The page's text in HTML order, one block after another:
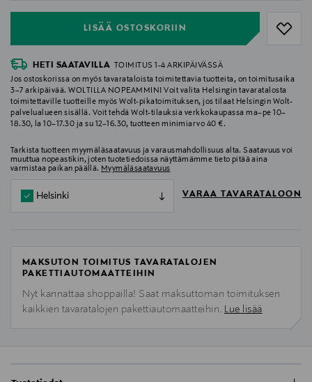
LISÄÄ OSTOSKORIIN
HETI SAATAVILLA
TOIMITUS 1-4 ARKIPÄIVÄSSÄ
Jos ostoskorissa on myös tavarataloista toimitettavia tuotteita, on toimitusaika
3–7 arkipäivää. WOLTILLA NOPEAMMIN! Voit valita Helsingin tavaratalosta
toimitettaville tuotteille myös Wolt-pikatoimituksen, jos tilaat Helsingin Wolt-
palvelualueen sisällä. Voit tehdä Wolt-tilauksia verkkokaupassa ma–pe 10–
18.30, la 10–17.30 ja su 12–16.30, tuotteen minimiarvo 40 €.
Tarkista tuotteen myymäläsaatavuus ja varausmahdollisuus alta. Saatavuus voi
muuttua nopeastikin, joten tuotetiedoissa näyttämämme tieto pitää aina
varmistaa paikan päällä. Myymäläsaatavuus
Helsinki VARAA TAVARATALOON
MAKSUTON TOIMITUS TAVARATALOJEN
PAKETTIAUTOMAATTEIHIN
Nyt kannattaa shoppailla! Saat maksuttoman toimituksen
kaikkien tavaratalojen pakettiautomaatteihin. Lue lisää